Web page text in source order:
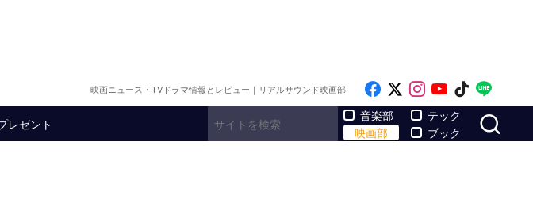
映画ニュース・TVドラマ情報とレビュー｜リアルサウンド映画部 Like on Facebook
Follow on x
Follow on
Follow on
Follow
レゼント
音楽部
映画部
テック
ブック